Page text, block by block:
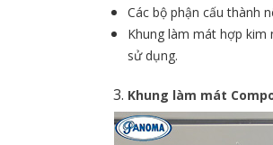
Các bộ phận cấu thành
Khung làm mát hợp
sử dụng.
Khung làm mát